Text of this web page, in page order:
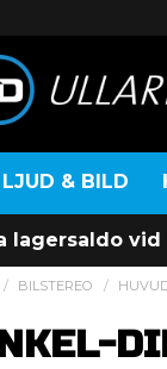
LJUD & BILD
lagersaldo
BILSTEREO